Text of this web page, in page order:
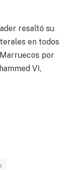
resaltó su
en todos
por
VI,